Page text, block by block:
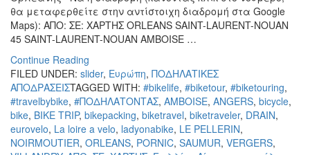
θα μεταφερθείτε στην αντίστοιχη διαδρομή στα Google
Maps): ΑΠΟ: ΣΕ: ΧΑΡΤΗΣ ORLEANS SAINT-LAURENT-NOUAN
45 SAINT-LAURENT-NOUAN AMBOISE …
Continue Reading
FILED UNDER: slider, Ευρώπη, ΠΟΔΗΛΑΤΙΚΕΣ
ΑΠΟΔΡΑΣΕΙΣTAGGED WITH: #bikelife, #biketour, #biketouring,
#travelbybike, #ΠΟΔΗΛΑΤΟΝΤΑΣ, AMBOISE, ANGERS, bicycle,
bike, BIKE TRIP, bikepacking, biketravel, biketraveler, DRAIN,
eurovelo, La loire a velo, ladyonabike, LE PELLERIN,
NOIRMOUTIER, ORLEANS, PORNIC, SAUMUR, VERGERS,